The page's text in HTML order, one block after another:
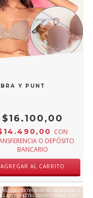
NEGRO 116
Y PUNTILLA CON
$16.100,00
CON
O DEPÓSITO
BANCARIO
AGREGAR AL CARRITO